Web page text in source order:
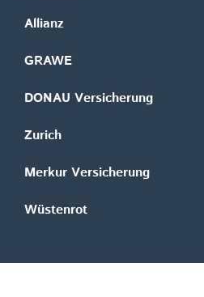
Allianz
GRAWE
DONAU Versicherung
Zurich
Merkur Versicherung
Wüstenrot